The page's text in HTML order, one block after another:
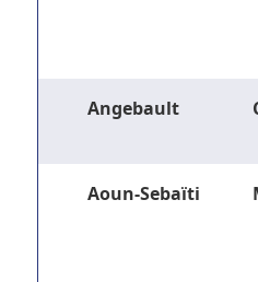
Angebault
Aoun-Sebaïti